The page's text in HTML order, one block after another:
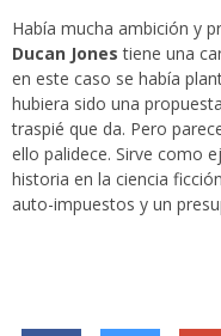
Había mucha ambición y
Ducan Jones tiene una
en este caso se había
hubiera sido una
traspié que da. Pero
ello palidece. Sirve como
historia en la ciencia
auto-impuestos y un